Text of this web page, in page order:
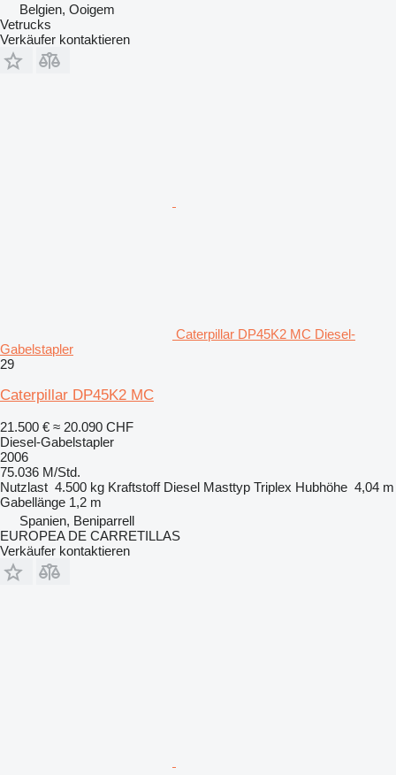
Belgien, Ooigem
Vetrucks
Verkäufer kontaktieren
Caterpillar DP45K2 MC Diesel-
Gabelstapler
29
Caterpillar DP45K2 MC
21.500 € ≈ 20.090 CHF
Diesel-Gabelstapler
2006
75.036 M/Std.
Nutzlast 4.500 kg Kraftstoff Diesel Masttyp Triplex Hubhöhe 4,04 m
Gabellänge 1,2 m
Spanien, Beniparrell
EUROPEA DE CARRETILLAS
Verkäufer kontaktieren